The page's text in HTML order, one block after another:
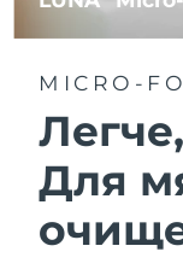
MICRO-
Для